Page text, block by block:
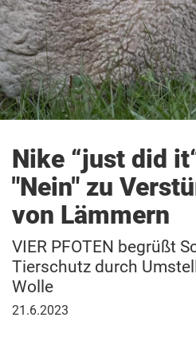
Nike “just did
"Nein" zu
von Lämmern
VIER PFOTEN begrüßt
Tierschutz durch
Wolle
21.
21.6.2023